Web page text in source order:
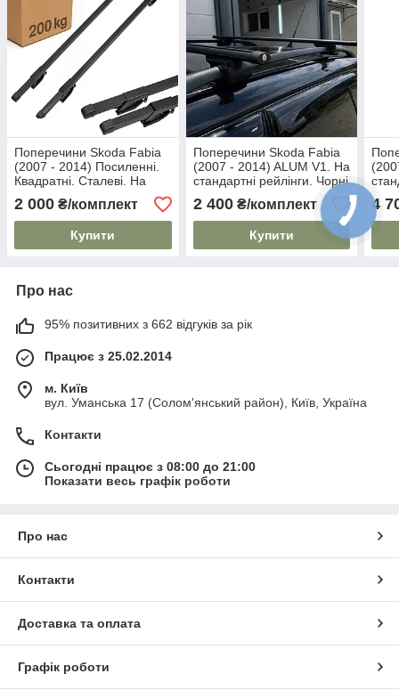
Поперечини Skoda Fabia
(2007 - 2014) Посиленні.
Квадратні. Сталеві. На
стандартні рейлінги.
2 000 ₴/комплект
Купити
Поперечини Skoda Fabia
(2007 - 2014) ALUM V1. На
стандартні рейлінги. Чорні
2 400₴/комплект
Купити
4
Про нас
95% позитивних з 662 відгуків за рік
Працює з 25.02.2014
м. Київ
вул. Уманська 17 (Солом'янський район), Київ, Україна
Контакти
Сьогодні працює з 08:00 до 21:00
Показати весь графік роботи
Про нас
Контакти
Доставка та оплата
Графік роботи